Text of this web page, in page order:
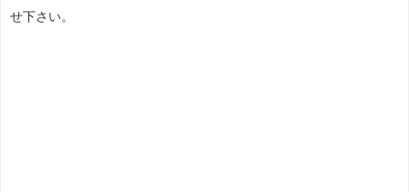
せ下さい。